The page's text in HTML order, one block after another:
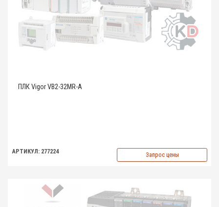
ПЛК Vigor VB2-32MR-A
АРТИКУЛ: 277224 Запрос цены